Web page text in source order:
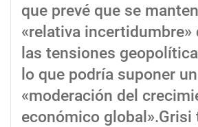
que prevé que se
«relativa incertidumbre»
las tensiones
lo que podría suponer
«moderación del
económico global».Grisi